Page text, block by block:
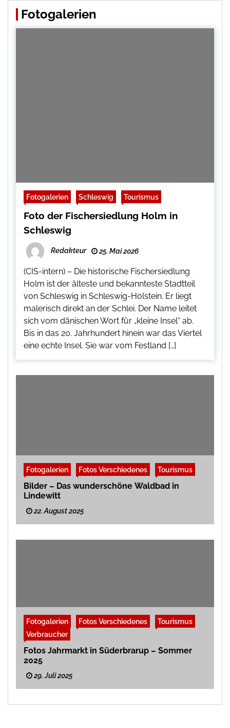
Fotogalerien
Fotogalerien Schleswig Tourismus
Foto der Fischersiedlung Holm in
Schleswig
Redakteur 25. Mai 2026
(CIS-intern) – Die historische Fischersiedlung
Holm ist der älteste und bekannteste Stadtteil
von Schleswig in Schleswig-Holstein. Er liegt
malerisch direkt an der Schlei. Der Name leitet
sich vom dänischen Wort für „kleine Insel“ ab.
Bis in das 20. Jahrhundert hinein war das Viertel
eine echte Insel. Sie war vom Festland […]
Fotogalerien Fotos Verschiedenes Tourismus
Bilder – Das wunderschöne Waldbad in
Lindewitt
22. August 2025
Fotogalerien Fotos Verschiedenes
Tourismus
Verbraucher
Fotos Jahrmarkt in Süderbrarup – Sommer
2025
29. Juli 2025